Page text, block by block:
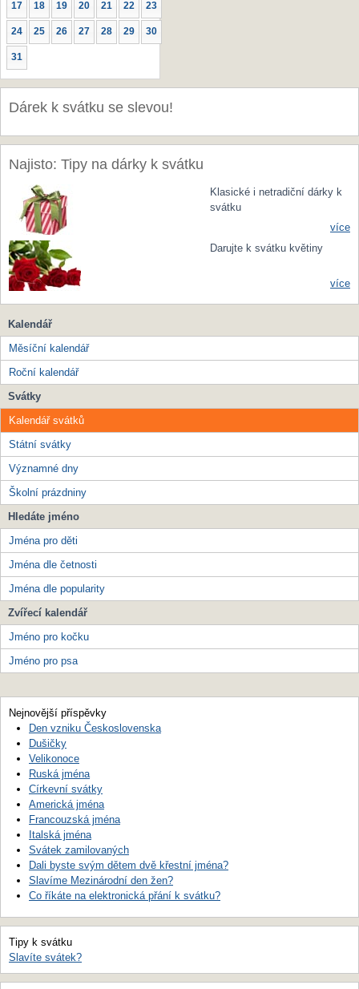
17 18 19 20 21 22 23
24 25 26 27 28 29 30
31
Dárek k svátku se slevou!
Najisto: Tipy na dárky k svátku
Klasické i netradiční dárky k
svátku
více
Darujte k svátku květiny
více
Kalendář
Měsíční kalendář
Roční kalendář
Svátky
Kalendář svátků
Státní svátky
Významné dny
Školní prázdniny
Hledáte jméno
Jména pro děti
Jména dle četnosti
Jména dle popularity
Zvířecí kalendář
Jméno pro kočku
Jméno pro psa
Nejnovější příspěvky
Den vzniku Československa
Dušičky
Velikonoce
Ruská jména
Církevní svátky
Americká jména
Francouzská jména
Italská jména
Svátek zamilovaných
Dali byste svým dětem dvě křestní jména?
Slavíme Mezinárodní den žen?
Co říkáte na elektronická přání k svátku?
Tipy k svátku
Slavíte svátek?